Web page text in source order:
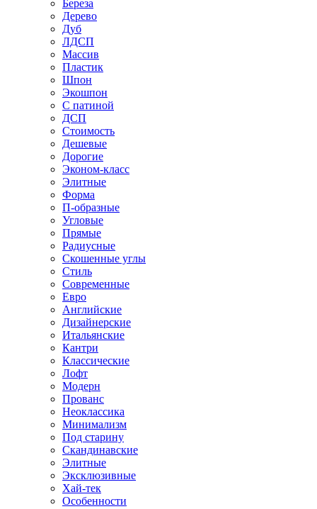
Береза
Дерево
Дуб
ЛДСП
Массив
Пластик
Шпон
Экошпон
С патиной
ДСП
Стоимость
Дешевые
Дорогие
Эконом-класс
Элитные
Форма
П-образные
Угловые
Прямые
Радиусные
Скошенные углы
Стиль
Современные
Евро
Английские
Дизайнерские
Итальянские
Кантри
Классические
Лофт
Модерн
Прованс
Неоклассика
Минимализм
Под старину
Скандинавские
Элитные
Эксклюзивные
Хай-тек
Особенности